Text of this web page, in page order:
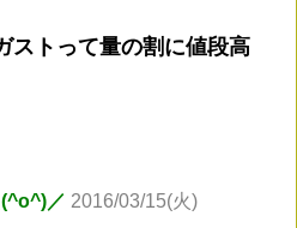
ストって量の割に値段高
／ 2016/03/15(火)